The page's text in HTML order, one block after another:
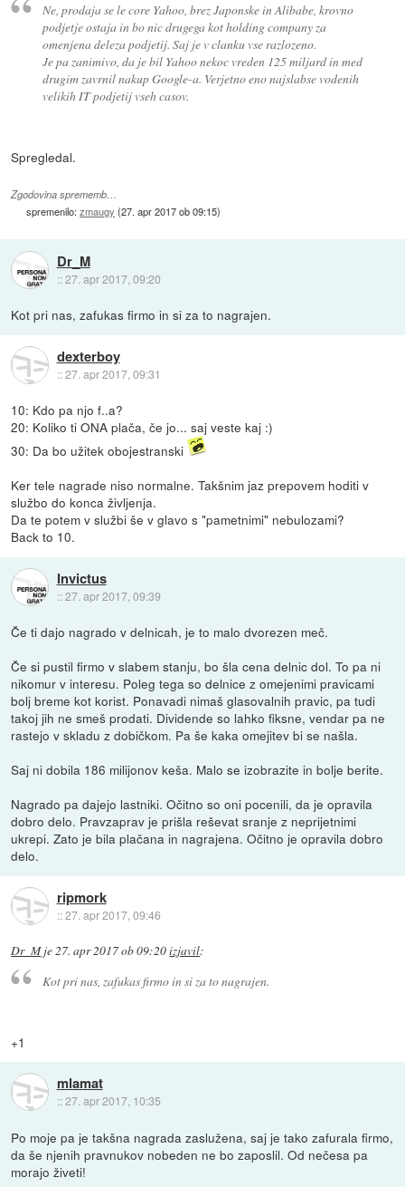
Ne, prodaja se le core Yahoo, brez Japonske in Alibabe, krovno
podjetje ostaja in bo nic drugega kot holding company za
omenjena deleza podjetij. Saj je v clanku vse razlozeno.
Je pa zanimivo, da je bil Yahoo nekoc vreden 125 miljard in med
drugim zavrnil nakup Google-a. Verjetno eno najslabse vodenih
velikih IT podjetij vseh casov.
Spregledal.
Zgodovina sprememb…
spremenilo:zmaugy (27. apr 2017 ob 09:15)
Dr_M
::27. apr 2017, 09:20
Kot pri nas, zafukas firmo in si za to nagrajen.
dexterboy
::27. apr 2017, 09:31
10: Kdo pa njo f..a?
20: Koliko ti ONA plača, če jo... saj veste kaj :)
30: Da bo užitek obojestranski
Ker tele nagrade niso normalne. Takšnim jaz prepovem hoditi v
službo do konca življenja.
Da te potem v službi še v glavo s "pametnimi" nebulozami?
Back to 10.
Invictus
::27. apr 2017, 09:39
Če ti dajo nagrado v delnicah, je to malo dvorezen meč.
Če si pustil firmo v slabem stanju, bo šla cena delnic dol. To pa ni
nikomur v interesu. Poleg tega so delnice z omejenimi pravicami
bolj breme kot korist. Ponavadi nimaš glasovalnih pravic, pa tudi
takoj jih ne smeš prodati. Dividende so lahko fiksne, vendar pa ne
rastejo v skladu z dobičkom. Pa še kaka omejitev bi se našla.
Saj ni dobila 186 milijonov keša. Malo se izobrazite in bolje berite.
Nagrado pa dajejo lastniki. Očitno so oni pocenili, da je opravila
dobro delo. Pravzaprav je prišla reševat sranje z neprijetnimi
ukrepi. Zato je bila plačana in nagrajena. Očitno je opravila dobro
delo.
ripmork
::27. apr 2017, 09:46
Dr_Mje27. apr 2017 ob 09:20izjavil:
Kot pri nas, zafukas firmo in si za to nagrajen.
+1
mlamat
::27. apr 2017, 10:35
Po moje pa je takšna nagrada zaslužena, saj je tako zafurala firmo,
da še njenih pravnukov nobeden ne bo zaposlil. Od nečesa pa
morajo živeti!